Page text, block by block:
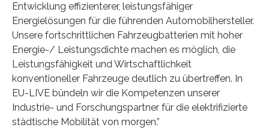
Entwicklung effizienterer, leistungsfähiger
Energielösungen für die führenden Automobilhersteller.
Unsere fortschrittlichen Fahrzeugbatterien mit hoher
Energie-/ Leistungsdichte machen es möglich, die
Leistungsfähigkeit und Wirtschaftlichkeit
konventioneller Fahrzeuge deutlich zu übertreffen. In
EU-LIVE bündeln wir die Kompetenzen unserer
Industrie- und Forschungspartner für die elektrifizierte
städtische Mobilität von morgen.”